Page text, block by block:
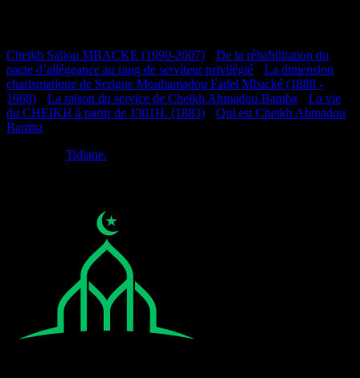
Cheikh Saliou MBACKE (1990-2007)
De la réhabilitation du
pacte d’allégeance au rang de serviteur privilégié
La dimension
charismatique de Serigne Mouhamadou Fadel Mbacké (1888 -
1968)
La raison du service de Cheikh Ahmadou Bamba
La vie
du CHEIKH à partir de 1301H. (1883)
Qui est Cheikh Ahmadou
Bamba
Tidiane.